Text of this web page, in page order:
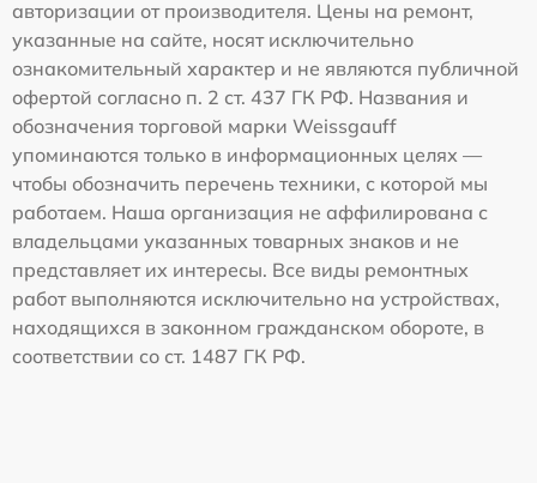
авторизации от производителя. Цены на ремонт,
указанные на сайте, носят исключительно
ознакомительный характер и не являются публичной
офертой согласно п. 2 ст. 437 ГК РФ. Названия и
обозначения торговой марки Weissgauff
упоминаются только в информационных целях —
чтобы обозначить перечень техники, с которой мы
работаем. Наша организация не аффилирована с
владельцами указанных товарных знаков и не
представляет их интересы. Все виды ремонтных
работ выполняются исключительно на устройствах,
находящихся в законном гражданском обороте, в
соответствии со ст. 1487 ГК РФ.